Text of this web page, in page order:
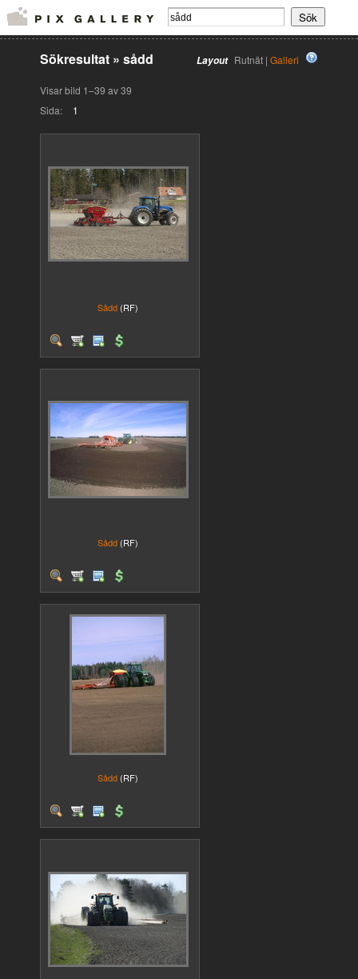
Layout Rutnät | Galleri
Sökresultat » sådd
Visar bild 1–39 av 39
Sida:
1
Sådd (RF)
Sådd (RF)
Sådd (RF)